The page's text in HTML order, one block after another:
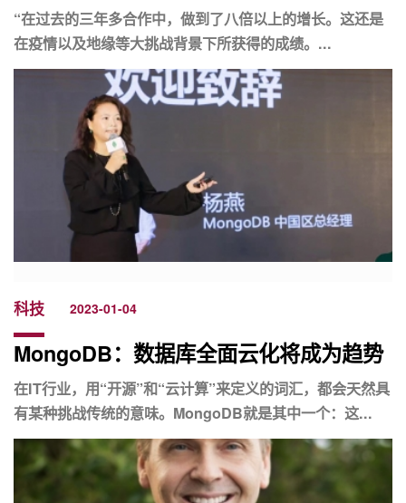
“在过去的三年多合作中，做到了八倍以上的增长。这还是
在疫情以及地缘等大挑战背景下所获得的成绩。...
科技 2023-01-04
MongoDB：数据库全面云化将成为趋势
在IT行业，用“开源”和“云计算”来定义的词汇，都会天然具
有某种挑战传统的意味。MongoDB就是其中一个：这...